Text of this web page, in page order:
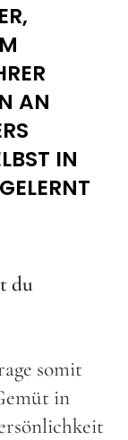
AN
IN
du
somit
in